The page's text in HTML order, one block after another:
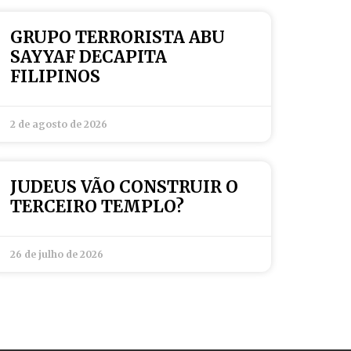
GRUPO TERRORISTA ABU
SAYYAF DECAPITA
FILIPINOS
2 de agosto de 2026
JUDEUS VÃO CONSTRUIR O
TERCEIRO TEMPLO?
26 de julho de 2026